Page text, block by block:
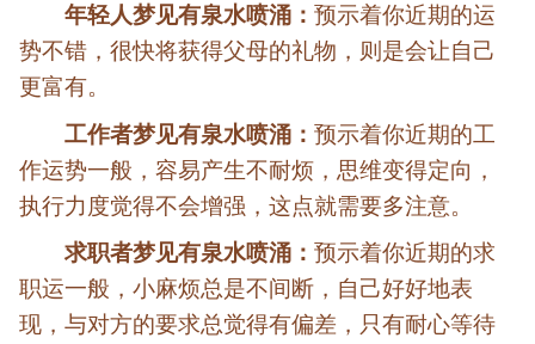
年轻人梦见有泉水喷涌：预示着你近期的运
势不错，很快将获得父母的礼物，则是会让自己
更富有。
工作者梦见有泉水喷涌：预示着你近期的工
作运势一般，容易产生不耐烦，思维变得定向，
执行力度觉得不会增强，这点就需要多注意。
求职者梦见有泉水喷涌：预示着你近期的求
职运一般，小麻烦总是不间断，自己好好地表
现，与对方的要求总觉得有偏差，只有耐心等待